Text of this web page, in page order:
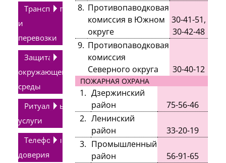
Транспорт
и
перевозки
Защита
окружающей
среды
Ритуальные
услуги
Телефоны
доверия
8. Противопаводковая
комиссия в Южном
округе
30-41-51,
30-42-48
9. Противопаводковая
комиссия
Северного округа
30-40-12
ПОЖАРНАЯ ОХРАНА
1. Дзержинский
район
75-56-46
2. Ленинский
район
33-20-19
3. Промышленный
район
56-91-65